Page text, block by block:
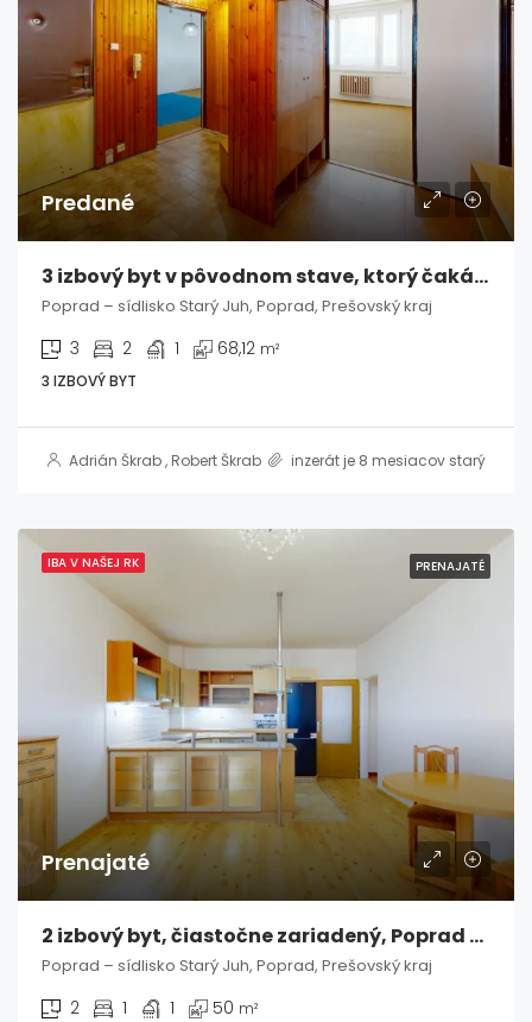
Predané
3 izbový byt v pôvodnom stave, ktorý čaká na vašu víziu – Poprad / Starý Juh
Poprad – sídlisko Starý Juh, Poprad, Prešovský kraj
3 2 1 68,12 m²
3 IZBOVÝ BYT
Adrián Škrab, Robert Škrab inzerát je 8 mesiacov starý
IBA V NAŠEJ RK PRENAJATÉ
Prenajaté
2 izbový byt, čiastočne zariadený, Poprad / Starý Juh
Poprad – sídlisko Starý Juh, Poprad, Prešovský kraj
2 1 1 50 m²